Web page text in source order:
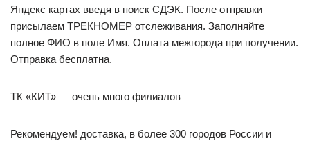
Яндекс картах введя в поиск СДЭК. После отправки
присылаем ТРЕКНОМЕР отслеживания. Заполняйте
полное ФИО в поле Имя. Оплата межгорода при получении.
Отправка бесплатна.
ТК «КИТ» — очень много филиалов
Рекомендуем! доставка, в более 300 городов России и